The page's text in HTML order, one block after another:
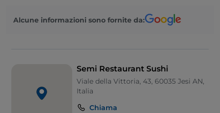
Alcune informazioni sono fornite da:
Semi Restaurant Sushi
Viale della Vittoria, 43, 60035 Jesi AN,
Italia
Chiama